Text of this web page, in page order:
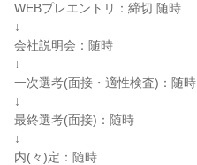
WEBプレエントリ：締切 随時
↓
会社説明会：随時
↓
一次選考(面接・適性検査)：随時
↓
最終選考(面接)：随時
↓
内(々)定：随時